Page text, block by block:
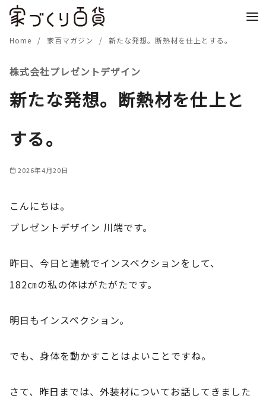
Home 家百マガジン 新たな発想。断熱材を仕上とする。
株式会社プレゼントデザイン
新たな発想。断熱材を仕上と
する。
2026年4月20日
こんにちは。
プレゼントデザイン 川端です。
昨日、今日と連続でインスペクションをして、
182㎝の私の体はがたがたです。
明日もインスペクション。
でも、身体を動かすことはよいことですね。
さて、昨日までは、外装材についてお話してきました